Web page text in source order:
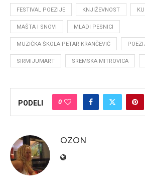
FESTIVAL POEZIJE KNJIŽEVNOST
MAŠTA I SNOVI MLADI PESNICI
MUZIČKA ŠKOLA PETAR KRANČEVIĆ
SIRMIJUMART SREMSKA MITROVICA
PODELI 0
OZON